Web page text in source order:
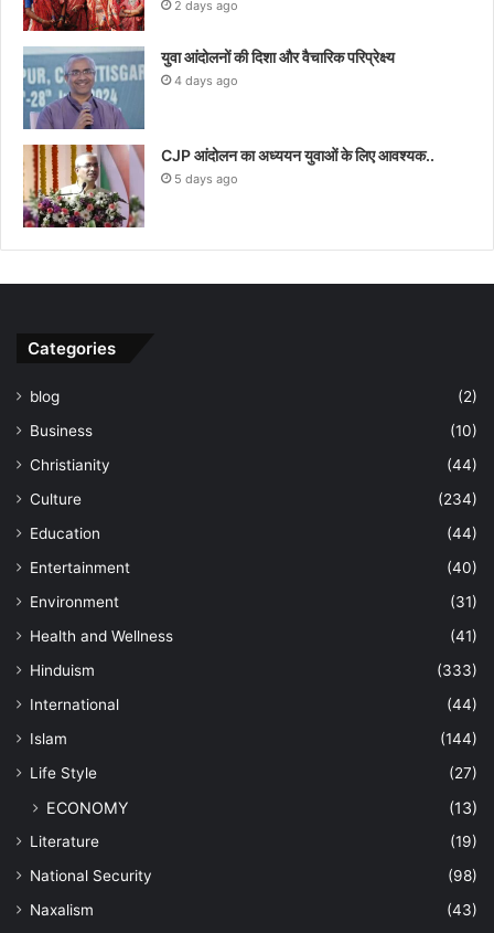
2 days ago
युवा आंदोलनों की दिशा और वैचारिक परिप्रेक्ष्य
4 days ago
CJP आंदोलन का अध्ययन युवाओं के लिए आवश्यक..
5 days ago
Categories
blog
(2)
Business
(10)
Christianity
(44)
Culture
(234)
Education
(44)
Entertainment
(40)
Environment
(31)
Health and Wellness
(41)
Hinduism
(333)
International
(44)
Islam
(144)
Life Style
(27)
ECONOMY (13)
Literature
(19)
National Security
(98)
Naxalism
(43)